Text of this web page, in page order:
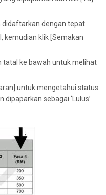
dengan tepat.
kemudian klik [Semakan
tatal ke bawah untuk melihat
untuk mengetahui status
sebagai ‘Lulus’